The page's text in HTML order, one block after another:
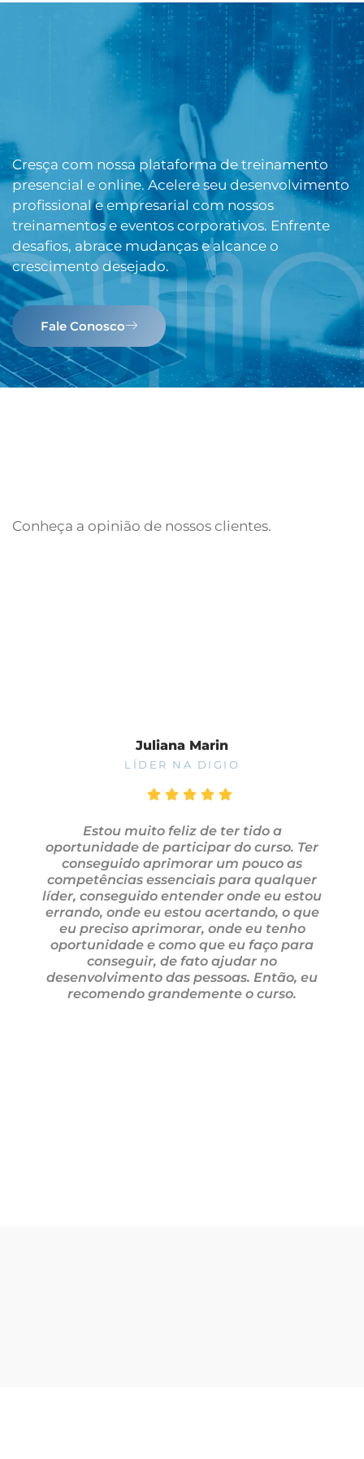
Cresça com nossa plataforma de treinamento
presencial e online. Acelere seu desenvolvimento
profissional e empresarial com nossos
treinamentos e eventos corporativos. Enfrente
desafios, abrace mudanças e alcance o
crescimento desejado.
Fale Conosco
Conheça a opinião de nossos clientes.
Juliana Marin
LÍDER NA DIGIO
Estou muito feliz de ter tido a
oportunidade de participar do curso. Ter
conseguido aprimorar um pouco as
competências essenciais para qualquer
líder, conseguido entender onde eu estou
errando, onde eu estou acertando, o que
eu preciso aprimorar, onde eu tenho
oportunidade e como que eu faço para
conseguir, de fato ajudar no
desenvolvimento das pessoas. Então, eu
recomendo grandemente o curso.